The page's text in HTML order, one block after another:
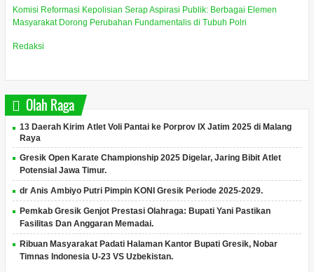
Komisi Reformasi Kepolisian Serap Aspirasi Publik: Berbagai Elemen
Masyarakat Dorong Perubahan Fundamentalis di Tubuh Polri
Redaksi
Olah Raga
13 Daerah Kirim Atlet Voli Pantai ke Porprov IX Jatim 2025 di Malang
Raya
Gresik Open Karate Championship 2025 Digelar, Jaring Bibit Atlet
Potensial Jawa Timur.
dr Anis Ambiyo Putri Pimpin KONI Gresik Periode 2025-2029.
Pemkab Gresik Genjot Prestasi Olahraga: Bupati Yani Pastikan
Fasilitas Dan Anggaran Memadai.
Ribuan Masyarakat Padati Halaman Kantor Bupati Gresik, Nobar
Timnas Indonesia U-23 VS Uzbekistan.